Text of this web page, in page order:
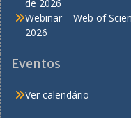
de 2026
Webinar – Web of
2026
Eventos
Ver calendário